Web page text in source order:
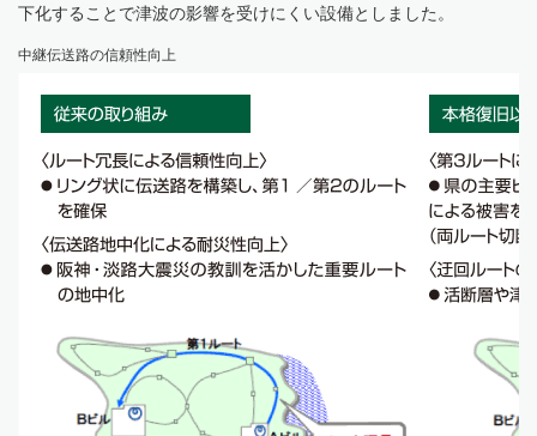
下化することで津波の影響を受けにくい設備としました。
中継伝送路の信頼性向上